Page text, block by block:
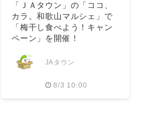
「ＪＡタウン」の「ココ、
カラ。和歌山マルシェ」で
「梅干し食べよう！キャン
ペーン」を開催！
JAタウン
8/3 10:00